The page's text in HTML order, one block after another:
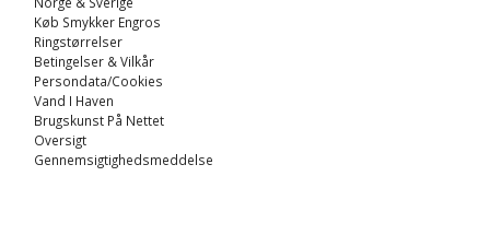
Køb Smykker Engros
Ringstørrelser
Betingelser & Vilkår
Persondata/Cookies
Vand I Haven
Brugskunst På Nettet
Oversigt
Gennemsigtighedsmeddelse